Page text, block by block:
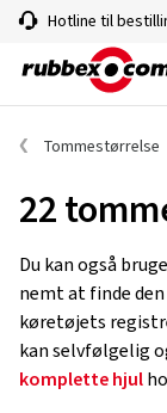
Hotline til
Tommestørrelse
22
Du kan også
nemt at finde
køretøjets
kan selvfølgelig
komplette hjul